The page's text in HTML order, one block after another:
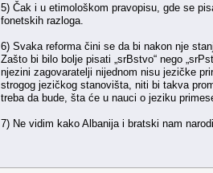
5) Čak i u etimološkom pravopisu, gde se
fonetskih razloga.
6) Svaka reforma čini se da bi nakon nje
Zašto bi bilo bolje pisati „srBstvo“ nego
njezini zagovaratelji nijednom nisu jezičke
strogog jezičkog stanovišta, niti bi takva
treba da bude, šta će u nauci o jeziku
7) Ne vidim kako Albanija i bratski nam